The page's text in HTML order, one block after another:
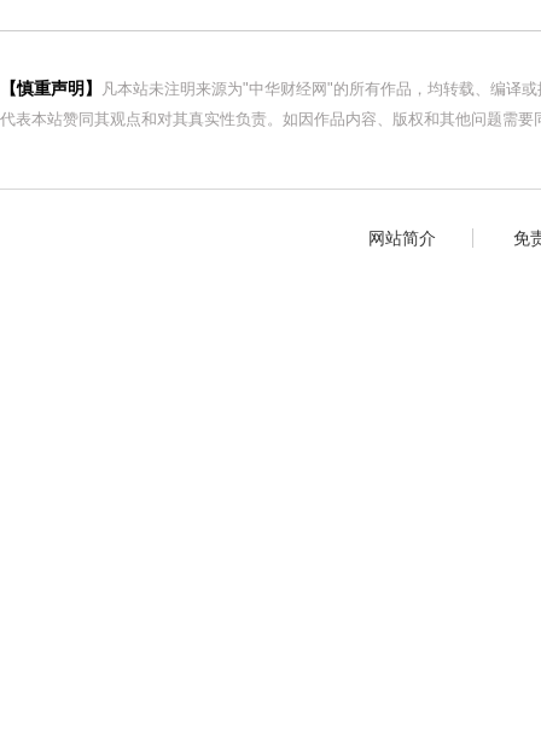
【慎重声明】
凡本站未注明来源为"中华财经网"的所有作品，均转载、编译
代表本站赞同其观点和对其真实性负责。如因作品内容、版权和其他问题需
网站简介 免